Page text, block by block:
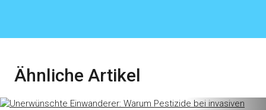
Ähnliche Artikel